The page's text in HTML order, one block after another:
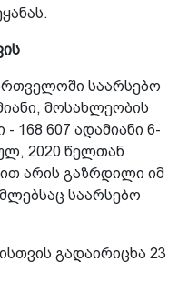
საარსებო
მოსახლეობის
168 607 ადამიანი 6-
2020 წელთან
არის გაზრდილი იმ
საარსებო
გადაირიცხა 23